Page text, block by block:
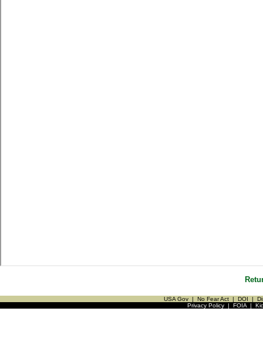
USA Gov | No Fear Act | DOI |
Privacy Policy| FOIA|